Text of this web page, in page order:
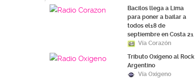
Bacilos llega a Lima
para poner a bailar a
todos el18 de
septiembre en Costa 21
Vía Corazón
Tributo Oxígeno al Rock
Argentino
Vía Oxígeno